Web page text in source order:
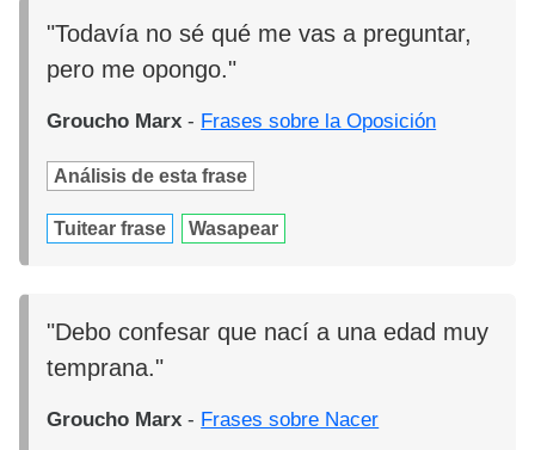
"Todavía no sé qué me vas a preguntar,
pero me opongo."
Groucho Marx - Frases sobre la Oposición
Análisis de esta frase
Tuitear frase Wasapear
"Debo confesar que nací a una edad muy
temprana."
Groucho Marx - Frases sobre Nacer